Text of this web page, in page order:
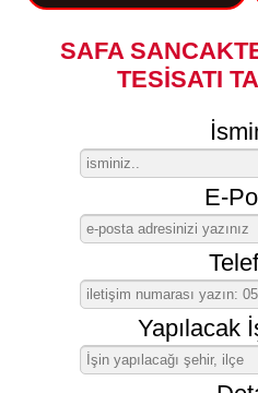
SAFA
TESİSATI
E-
Yapılacak